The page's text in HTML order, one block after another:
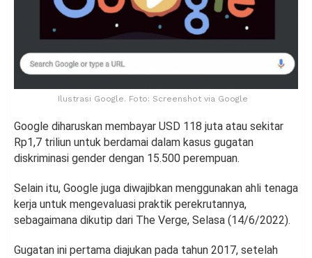
Ilustrasi Google. Foto: Screenshot via Google
Google diharuskan membayar USD 118 juta atau sekitar
Rp1,7 triliun untuk berdamai dalam kasus gugatan
diskriminasi gender dengan 15.500 perempuan.
Selain itu, Google juga diwajibkan menggunakan ahli tenaga
kerja untuk mengevaluasi praktik perekrutannya,
sebagaimana dikutip dari The Verge, Selasa (14/6/2022).
Gugatan ini pertama diajukan pada tahun 2017, setelah